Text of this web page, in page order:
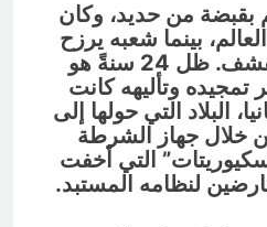
من حديد، وكان
بينما شعبه يرزح
تحت وطأة الفقر والتقشف. ظل 24 سنةً هو
تمجيده وتأليهه كانت
البلاد التي حولها إلى
خلال جهاز الشرطة
التي أخفت
لنظامه المستبد.